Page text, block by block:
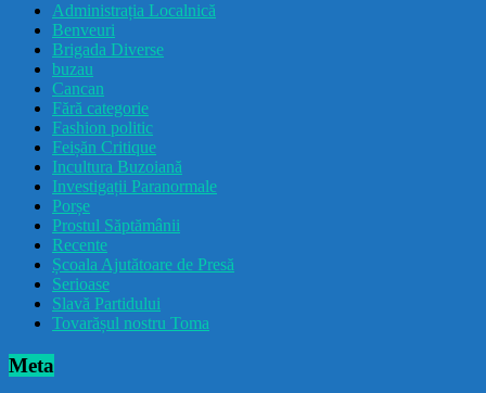
Administrația Localnică
Benveuri
Brigada Diverse
buzau
Cancan
Fără categorie
Fashion politic
Feișăn Critique
Incultura Buzoiană
Investigații Paranormale
Porșe
Prostul Săptămânii
Recente
Școala Ajutătoare de Presă
Serioase
Slavă Partidului
Tovarășul nostru Toma
Meta